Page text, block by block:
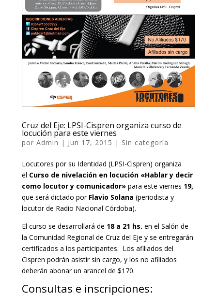
Cruz del Eje: LPSI-Cispren organiza curso de
locución para este viernes
por Admin | Jun 17, 2015 | Sin categoría
Locutores por su Identidad (LPSI-Cispren) organiza
el Curso de nivelación en locución «Hablar y decir
como locutor y comunicador»para este viernes 19,
que será dictado por Flavio Solana (periodista y
locutor de Radio Nacional Córdoba).
El curso se desarrollará de 18 a 21 hs. en el Salón de
la Comunidad Regional de Cruz del Eje y se entregarán
certificados a los participantes. Los afiliados del
Cispren podrán asistir sin cargo, y los no afiliados
deberán abonar un arancel de $170.
Consultas e inscripciones: